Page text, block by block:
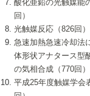
8号 この材料を触媒として使
8号 新しい反応性と機能性を目
クラスタ-化学
8号 触媒研究へのNMRの応用
4号 触媒劣化の制御と予測
5号 最新の実用プロセスと触媒
6号 第82回触媒討論会
7号 ナノ構造体の化学
8号 あの反応は今
5号 反応・分離技術の新しい展
6号 第80回触媒討論会
8号 AFMでみる世界
な触媒作用を示すか
4号 触媒作用における機能の複
5号 未来を拓け！若手研究者
6号 第78回触媒討論会
7号 ダイナミックな領域への
開/C1化学を中心とする21世紀
3号 希土類を利用した触媒
4号 触媒とリサイクル
5号 エネルギー変換触媒
6号 第76回触媒討論会
7号 表面吸着相の新しい展開
8号 マイクロポーラス・クリス
2号 第73回触媒討論会
3号 C4化学の展開
4号 《通常号》
5号 《通常号》
6号 第74回触媒討論会
1号 工業触媒開発マニュアル
業化まで
2号 第71回触媒討論会
3号 研究開発のうらおもて―
4号 触媒劣化と寿命の予測
5号 環境に優しい触媒
▼34巻（1992年）
1号 インパクトを与えたこの研
2号 第69回触媒討論会
3号 ケミカルズ合成触媒―新
▼33巻（1991年）
1号 触媒プロセス開発マニュ
ら工業化まで，知っておきた
2号 第67回触媒討論会
▼32巻（1990年）
1号 21世紀に向けて触媒研究
す―触媒化学の裾野を広げよう
2号 第65回触媒討論会
▼31巻（1989年）
1号 情報科学と反応設計・材料
▼30巻（1988年）
酸化亜鉛の光触媒能
回）
光触媒反応（826回）
急速加熱急速冷却法
体形状アナタース型
の気相合成（770回）
平成25年度触媒学会